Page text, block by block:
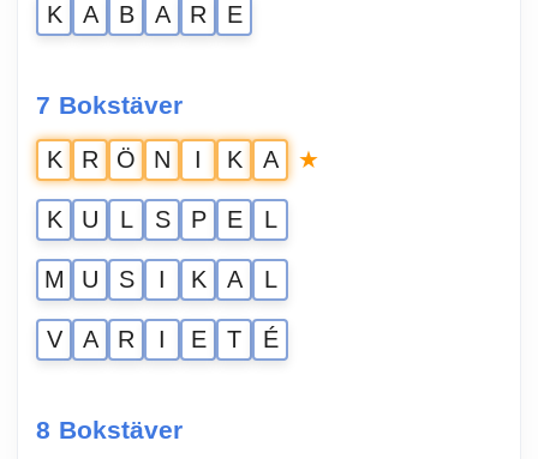
K A B A R E
7 Bokstäver
K R Ö N I K A ★
K U L S P E L
M U S I K A L
V A R I E T É
8 Bokstäver